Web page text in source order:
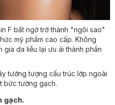
F bất ngờ trở thành "ngôi sao"
mỹ phẩm cao cấp. Không
da liễu lại ưu ái thành phần
tưởng tượng cấu trúc lớp ngoài
bức tường gạch.
gạch.